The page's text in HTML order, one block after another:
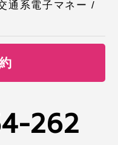
通系電子マネー /
262